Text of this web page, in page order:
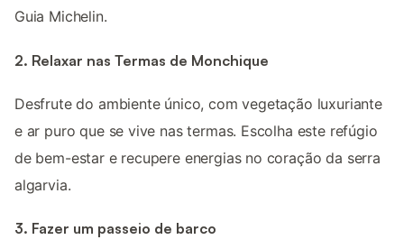
Guia Michelin.
2. Relaxar nas Termas de Monchique
Desfrute do ambiente único, com vegetação luxuriante
e ar puro que se vive nas termas. Escolha este refúgio
de bem-estar e recupere energias no coração da serra
algarvia.
3. Fazer um passeio de barco